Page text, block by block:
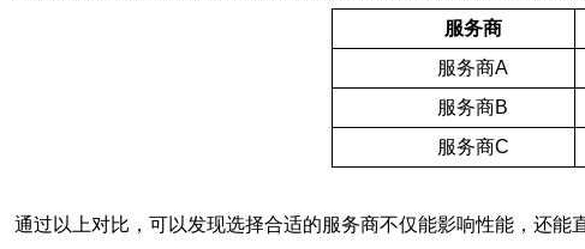
服务商
服务商A
服务商B
服务商C
通过以上对比，可以发现选择合适的服务商不仅能影响性能，还能